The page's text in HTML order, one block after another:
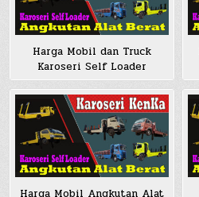
Harga Mobil dan Truck
Karoseri Self Loader
Harga Mobil Angkutan Alat